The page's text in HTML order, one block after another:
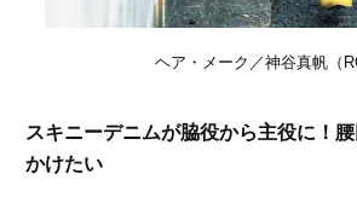
ヘア・メーク／神谷真帆（
スキニーデニムが脇役から主役に！
かけたい